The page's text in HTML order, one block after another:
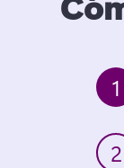
1
2